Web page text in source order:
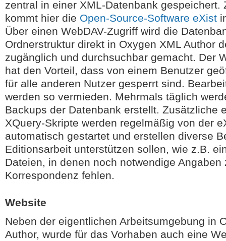
zentral in einer XML-Datenbank gespeichert.
kommt hier die Open-Source-Software eXist
Über einen WebDAV-Zugriff wird die
Ordnerstruktur direkt in Oxygen XML Author
zugänglich und durchsuchbar gemacht. Der
hat den Vorteil, dass von einem Benutzer
für alle anderen Nutzer gesperrt sind.
werden so vermieden. Mehrmals täglich
Backups der Datenbank erstellt. Zusätzliche
XQuery-Skripte werden regelmäßig von der
automatisch gestartet und erstellen diverse
Editionsarbeit unterstützen sollen, wie z.B.
Dateien, in denen noch notwendige Angaben
Korrespondenz fehlen.
Website
Neben der eigentlichen Arbeitsumgebung in
Author, wurde für das Vorhaben auch eine